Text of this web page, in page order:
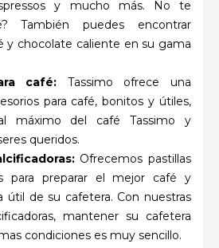
y mucho más. No te
También puedes encontrar
y chocolate caliente en su gama
café: Tassimo ofrece una
para café, bonitos y útiles,
máximo del café Tassimo y
queridos.
Ofrecemos pastillas
para preparar el mejor café y
útil de su cafetera. Con nuestras
mantener su cafetera
condiciones es muy sencillo.